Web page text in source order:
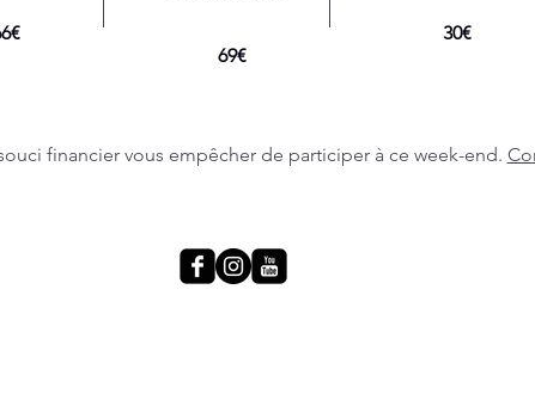
69€
30€
financier vous empêcher de participer à ce week-end.